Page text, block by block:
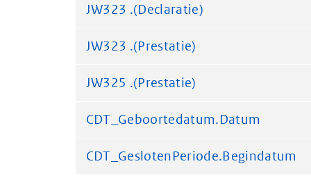
JW323 .(Declaratie)
JW323 .(Prestatie)
JW325 .(Prestatie)
CDT_Geboortedatum.Datum
CDT_GeslotenPeriode.Begindatum